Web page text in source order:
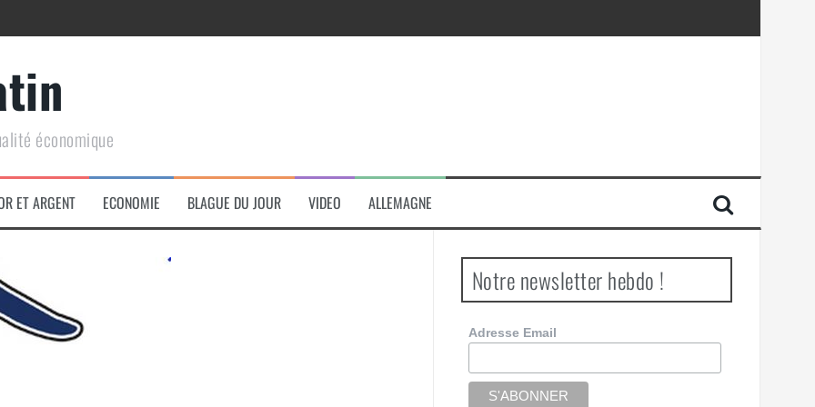
de conquête géopolitique massive
économique
ET ARGENT ECONOMIE BLAGUE DU JOUR VIDEO ALLEMAGNE
Notre newsletter hebdo !
Adresse Email